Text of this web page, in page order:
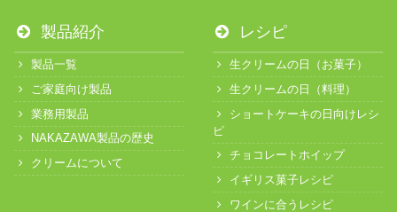
製品紹介
製品一覧
ご家庭向け製品
業務用製品
NAKAZAWA製品の歴史
クリームについて
レシピ
生クリームの日（お菓子）
生クリームの日（料理）
ショートケーキの日向けレシ
ピ
チョコレートホイップ
イギリス菓子レシピ
ワインに合うレシピ